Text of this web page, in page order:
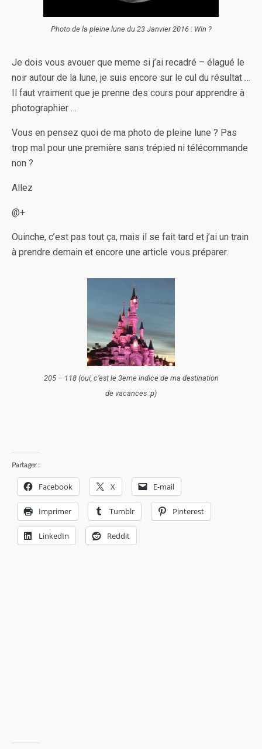
Photo de la pleine lune du 23 Janvier 2016 : Win ?
Je dois vous avouer que meme si j’ai recadré – élagué le
noir autour de la lune, je suis encore sur le cul du résultat …
Il faut vraiment que je prenne des cours pour apprendre à
photographier …
Vous en pensez quoi de ma photo de pleine lune ? Pas
trop mal pour une première sans trépied ni télécommande
non ?
Allez
@+
Ouinche, c’est pas tout ça, mais il se fait tard et j’ai un train
à prendre demain et encore une article vous préparer.
205 – 118 (oui, c’est le 3eme indice de ma destination
de vacances :p)
Partager :
Facebook X E-mail
Imprimer Tumblr Pinterest
LinkedIn Reddit